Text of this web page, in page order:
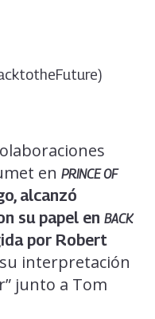
en PRINCE OF
alcanzó
su papel en BACK
por Robert
interpretación
junto a Tom